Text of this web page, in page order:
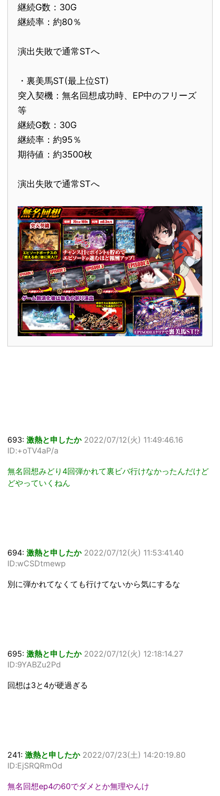
継続G数：30G
継続率：約80％
演出失敗で通常STへ
・裏美馬ST(最上位ST)
突入契機：無名回想成功時、EP中のフリーズ
等
継続G数：30G
継続率：約95％
期待値：約3500枚
演出失敗で通常STへ
693: 激熱と申したか 2022/07/12(火) 11:49:46.16
ID:+oTV4aP/a
無名回想みどり4回弾かれて裏ビバ行けなかったんだけど
どやっていくねん
694: 激熱と申したか 2022/07/12(火) 11:53:41.40
ID:wCSDtmewp
別に弾かれてなくても行けてないから気にするな
695: 激熱と申したか 2022/07/12(火) 12:18:14.27
ID:9YABZu2Pd
回想は3と4が硬過ぎる
241: 激熱と申したか 2022/07/23(土) 14:20:19.80
ID:EjSRQRmOd
無名回想ep4の60でダメとか無理やんけ